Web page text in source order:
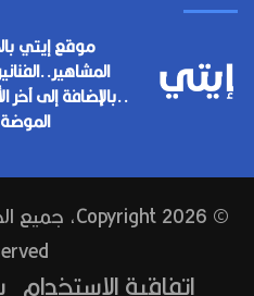
موقع إيتي
..بالإضافة إلى آخر
إتفاقية الإستخدام